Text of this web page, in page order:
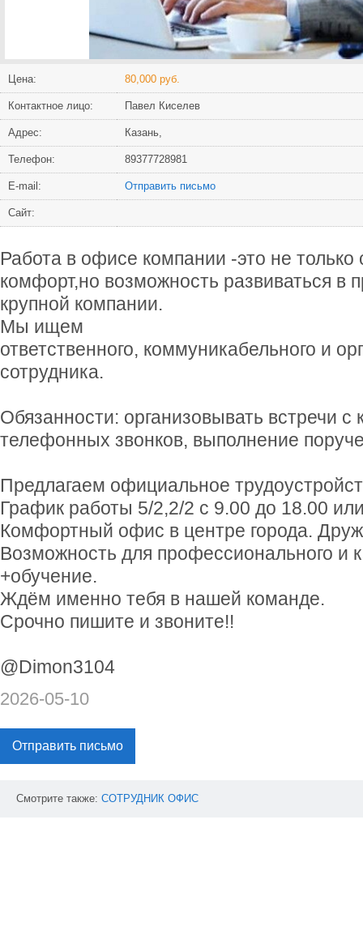
Цена: 80,000 руб.
Контактное лицо: Павел Киселев
Адрес: Казань,
Телефон: 89377728981
Е-mail: Отправить письмо
Сайт:
Работа в офисе компании -это не только
комфорт,но возможность развиваться в
крупной компании.
Мы ищем
ответственного, коммуникабельного и
сотрудника.
Обязанности: организовывать встречи с
телефонных звонков, выполнение
Предлагаем официальное
График работы 5/2,2/2 с 9.00 до 18.00
Комфортный офис в центре города.
Возможность для профессионального и
+обучение.
Ждём именно тебя в нашей команде.
Срочно пишите и звоните!!
@Dimon3104
2026-05-10
Отправить письмо
Смотрите также: СОТРУДНИК ОФИС